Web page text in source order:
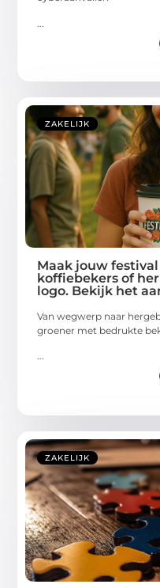
ZAKELIJK
Maak jouw
koffiebekers of
logo. Bekijk het
Van wegwerp naar
groener met bedrukte
...
ZAKELIJK